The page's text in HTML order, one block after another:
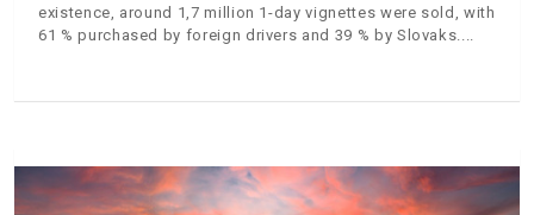
existence, around 1,7 million 1-day vignettes were sold, with
61 % purchased by foreign drivers and 39 % by Slovaks.